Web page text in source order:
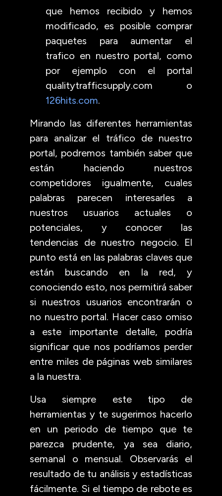
que hemos recibido y hemos
modificado, es posible comprar
paquetes para aumentar el
trafico en nuestro portal, como
por ejemplo con el portal
qualitytrafficsupply.com o
126hits.com.
Mirando las diferentes herramientas
para analizar el tráfico de nuestro
portal, podremos también saber que
están haciendo nuestros
competidores igualmente, cuales
palabras parecen interesarles a
nuestros usuarios actuales o
potenciales, y conocer las
tendencias de nuestro negocio. El
punto está en las palabras claves que
están buscando en la red, y
conociendo esto, nos permitirá saber
si nuestros usuarios encontrarán o
no nuestro portal. Hacer caso omiso
a este importante detalle, podría
significar que nos podríamos perder
entre miles de páginas web similares
a la nuestra.
Usa siempre este tipo de
herramientas y te sugerimos hacerlo
en un periodo de tiempo que te
parezca prudente, ya sea diario,
semanal o mensual. Observarás el
resultado de tu análisis y estadísticas
fácilmente. Si el tiempo de rebote es